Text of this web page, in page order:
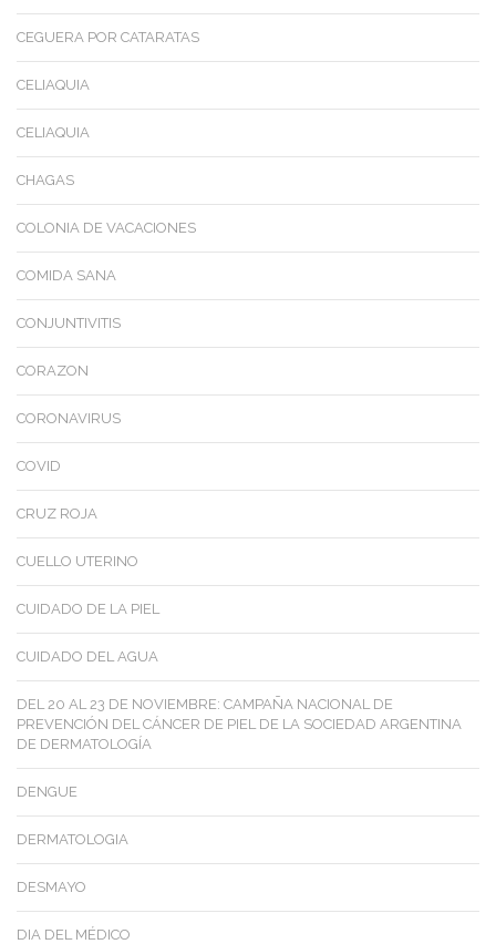
CEGUERA POR CATARATAS
CELIAQUIA
CELIAQUIA
CHAGAS
COLONIA DE VACACIONES
COMIDA SANA
CONJUNTIVITIS
CORAZON
CORONAVIRUS
COVID
CRUZ ROJA
CUELLO UTERINO
CUIDADO DE LA PIEL
CUIDADO DEL AGUA
DEL 20 AL 23 DE NOVIEMBRE: CAMPAÑA NACIONAL DE
PREVENCIÓN DEL CÁNCER DE PIEL DE LA SOCIEDAD ARGENTINA
DE DERMATOLOGÍA
DENGUE
DERMATOLOGIA
DESMAYO
DIA DEL MÉDICO